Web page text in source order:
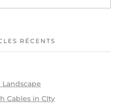
RÉCENTS
Cables in CIty